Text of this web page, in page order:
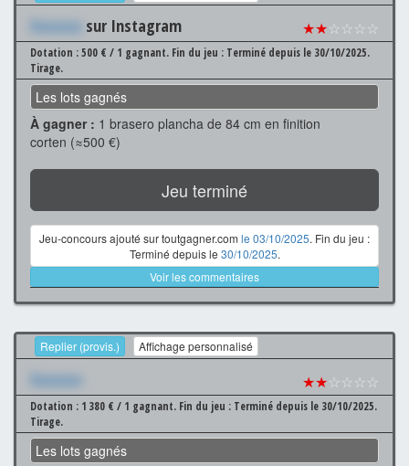
Xxxxxxx sur Instagram ★★☆☆☆☆
Dotation : 500 € / 1 gagnant. Fin du jeu : Terminé depuis le 30/10/2025.
Tirage.
Les lots gagnés
À gagner : 1 brasero plancha de 84 cm en finition
corten (≈500 €)
Jeu terminé
Jeu-concours ajouté sur toutgagner.com le 03/10/2025. Fin du jeu :
Terminé depuis le 30/10/2025.
Voir les commentaires
Replier (provis.) Affichage personnalisé
Xxxxxxx ★★☆☆☆☆
Dotation : 1 380 € / 1 gagnant. Fin du jeu : Terminé depuis le 30/10/2025.
Tirage.
Les lots gagnés